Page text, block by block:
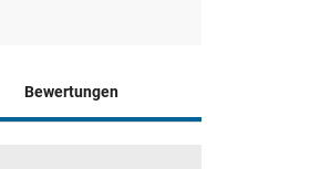
Bewertungen